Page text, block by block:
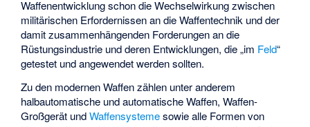
Waffenentwicklung schon die Wechselwirkung zwischen
militärischen Erfordernissen an die Waffentechnik und der
damit zusammenhängenden Forderungen an die
Rüstungsindustrie und deren Entwicklungen, die „im Feld“
getestet und angewendet werden sollten.
Zu den modernen Waffen zählen unter anderem
halbautomatische und automatische Waffen, Waffen-
Großgerät undWaffensystemesowie alle Formen von